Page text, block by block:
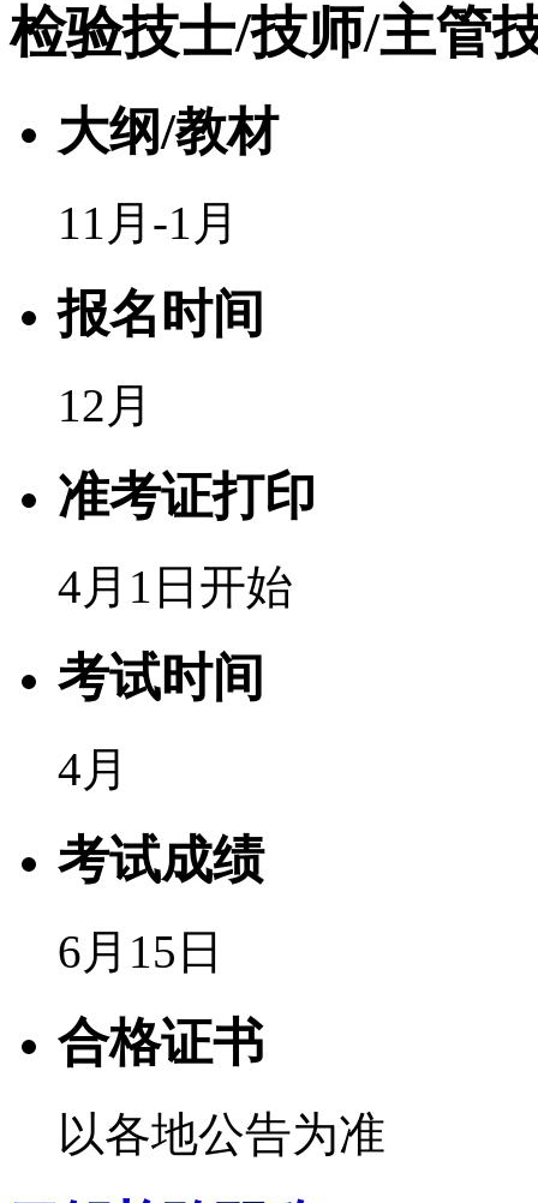
检验技士/技师/主管
大纲/教材
11月-1月
报名时间
12月
准考证打印
4月1日开始
考试时间
4月
考试成绩
6月15日
合格证书
以各地公告为准